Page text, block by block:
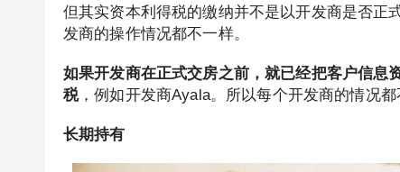
但其实资本利得税的缴纳并不是以开发商是否正
发商的操作情况都不一样。
如果开发商在正式交房之前，就已经把客户信息
税，例如开发商Ayala。所以每个开发商的情况都
长期持有